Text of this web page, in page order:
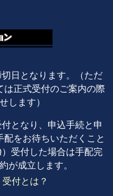
日となります。（ただ
は正式受付のご案内の際
します）
となり、申込手続と申
をお待ちいただくこと
受付した場合は手配完
が成立します。
付とは？